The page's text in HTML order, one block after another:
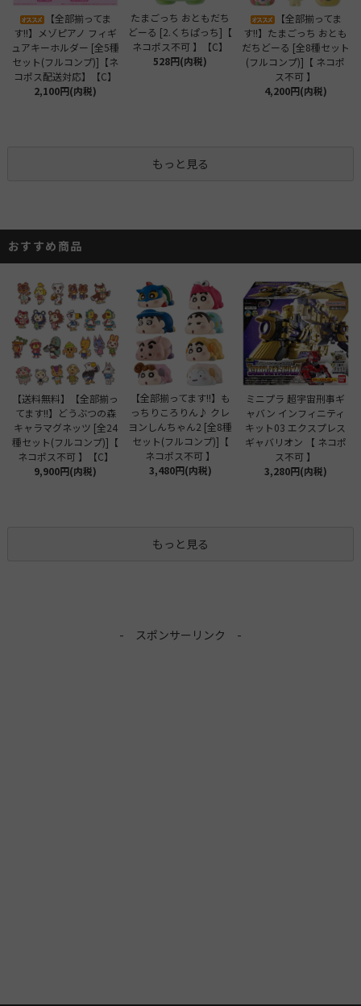
【全部揃ってま
す!!】メゾピアノ フィギ
ュアキーホルダー [全5種
セット(フルコンプ)]【ネ
コポス配送対応】【C】
2,100円(内税)
たまごっち おともだち
どーる [2.くちぱっち]【
ネコポス不可 】【C】
528円(内税)
【全部揃ってま
す!!】たまごっち おとも
だちどーる [全8種セット
(フルコンプ)]【 ネコポ
ス不可 】
4,200円(内税)
もっと見る
おすすめ商品
【送料無料】【全部揃っ
てます!!】どうぶつの森
キャラマグネッツ [全24
種セット(フルコンプ)]【
ネコポス不可 】【C】
9,900円(内税)
【全部揃ってます!!】も
っちりころりん♪ クレ
ヨンしんちゃん2 [全8種
セット(フルコンプ)]【
ネコポス不可 】
3,480円(内税)
ミニプラ 超宇宙刑事ギ
ャバン インフィニティ
キット03 エクスプレス
ギャバリオン 【 ネコポ
ス不可 】
3,280円(内税)
もっと見る
- スポンサーリンク -